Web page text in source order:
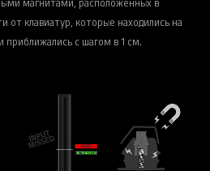
от клавиатур, которые находились на
приближались с шагом в 1 см.